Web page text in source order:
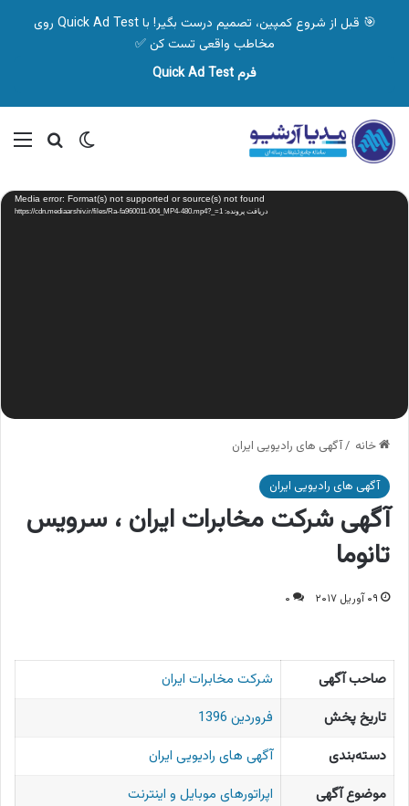
🎯 قبل از شروع کمپین، تصمیم درست بگیر! با Quick Ad Test روی
مخاطب واقعی تست کن ✅
فرم Quick Ad Test
تغییر پوسته
نمایشگر
ویدیو Media error: Format(s) not supported or source(s) not found
دریافت پرونده: https://cdn.mediaarshiv.ir/files/Ra-fa960011-004_MP4-480.mp4?_=1
خانه /آگهی های رادیویی ایران
آگهی های رادیویی ایران
آگهی شرکت مخابرات ایران ، سرویس
تانوما
۰۹ آوریل ۲۰۱۷ ۰
صاحب آگهی
شرکت مخابرات ایران
تاریخ پخش
فروردین 1396
دسته‌بندی
آگهی های رادیویی ایران
موضوع آگهی
اپراتورهای موبایل و اینترنت